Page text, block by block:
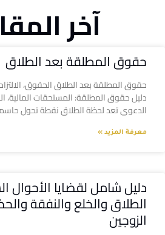
آخر
حقوق المطلقة بعد الطلاق
حقوق المطلقة بعد الطلاق الحقوق،
دليل حقوق المطلقة: المستحقات المالية،
الدعوى تعد لحظة الطلاق نقطة تحول
معرفة المزيد »
دليل شامل لقضايا
الطلاق والخلع والنفقة
الزوجين